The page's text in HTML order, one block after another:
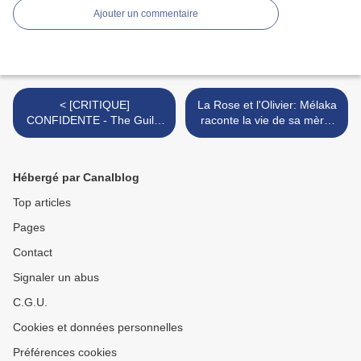
Ajouter un commentaire
< [CRITIQUE]
CONFIDENTE - The Guilty
en version turque et
La Rose et l'Olivier: Mélaka
raconte la vie de sa mère,
la célèbre autrice jeunesse
Hébergé par Canalblog
Top articles
Pages
Contact
Signaler un abus
C.G.U.
Cookies et données personnelles
Préférences cookies